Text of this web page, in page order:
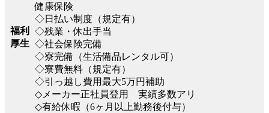
福利
厚生
健康保険
◇日払い制度（規定有）
◇残業・休出手当
◇社会保険完備
◇寮完備（生活備品レンタル可）
◇寮費無料（規定有）
◇引っ越し費用最大5万円補助
◇メーカー正社員登用 実績多数アリ
◇有給休暇（6ヶ月以上勤務後付与）